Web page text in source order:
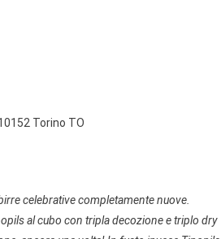
Torino TO
celebrative completamente nuove.
al cubo con tripla decozione e triplo dry